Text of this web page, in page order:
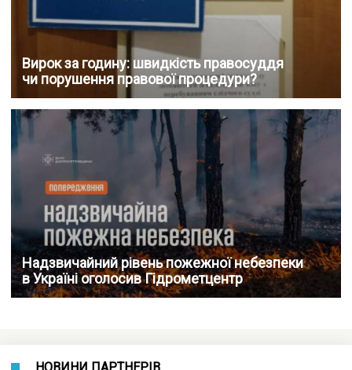
Вирок за годину: швидкість правосуддя
чи порушення правової процедури?
Надзвичайний рівень пожежної небезпеки
в Україні оголосив Гідрометцентр